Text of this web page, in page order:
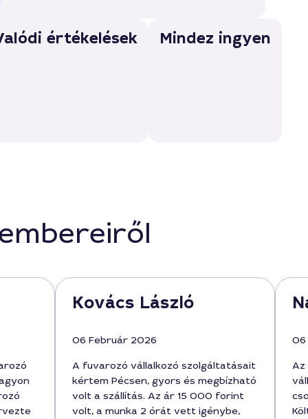
értékelések Mindez ingyen
Kovács László
06 Február 2026
A fuvarozó vállalkozó szolgáltatásait
kértem Pécsen, gyors és megbízható
volt a szállítás. Az ár 15 000 forint
volt, a munka 2 órát vett igénybe,
06